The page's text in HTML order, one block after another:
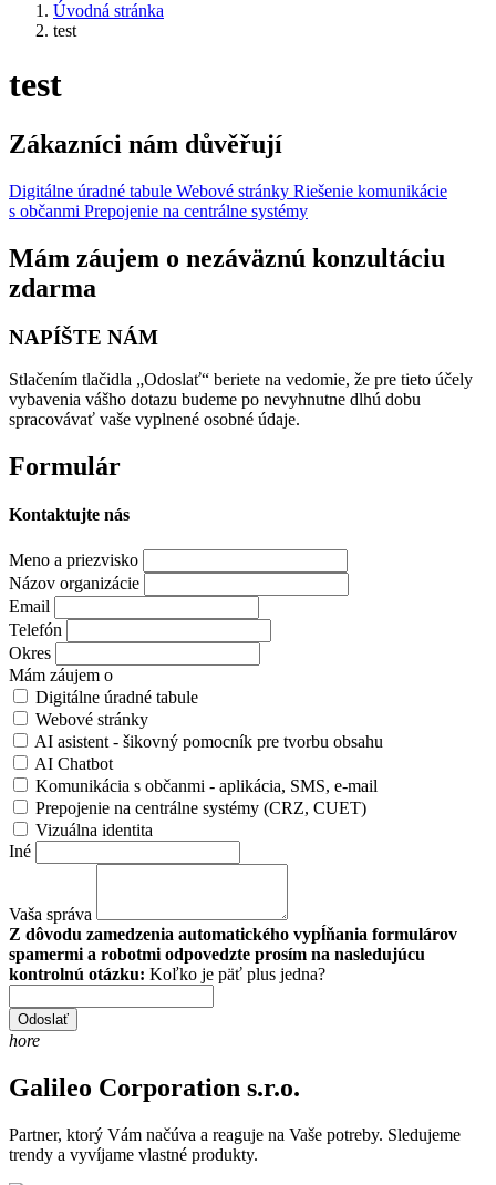
Úvodná stránka
test
test
Zákazníci nám důvěřují
Digitálne úradné tabule Webové stránky Riešenie komunikácie
s občanmi Prepojenie na centrálne systémy
Mám záujem o nezáväznú konzultáciu
zdarma
NAPÍŠTE NÁM
Stlačením tlačidla „Odoslať“ beriete na vedomie, že pre tieto účely
vybavenia vášho dotazu budeme po nevyhnutne dlhú dobu
spracovávať vaše vyplnené osobné údaje.
Formulár
Kontaktujte nás
Meno a priezvisko
Názov organizácie
Email
Telefón
Okres
Mám záujem o
Digitálne úradné tabule
Webové stránky
AI asistent - šikovný pomocník pre tvorbu obsahu
AI Chatbot
Komunikácia s občanmi - aplikácia, SMS, e-mail
Prepojenie na centrálne systémy (CRZ, CUET)
Vizuálna identita
Iné
Vaša správa
Z dôvodu zamedzenia automatického vypĺňania formulárov
spamermi a robotmi odpovedzte prosím na nasledujúcu
kontrolnú otázku: Koľko je päť plus jedna?
Odoslať
hore
Galileo Corporation s.r.o.
Partner, ktorý Vám načúva a reaguje na Vaše potreby. Sledujeme
trendy a vyvíjame vlastné produkty.